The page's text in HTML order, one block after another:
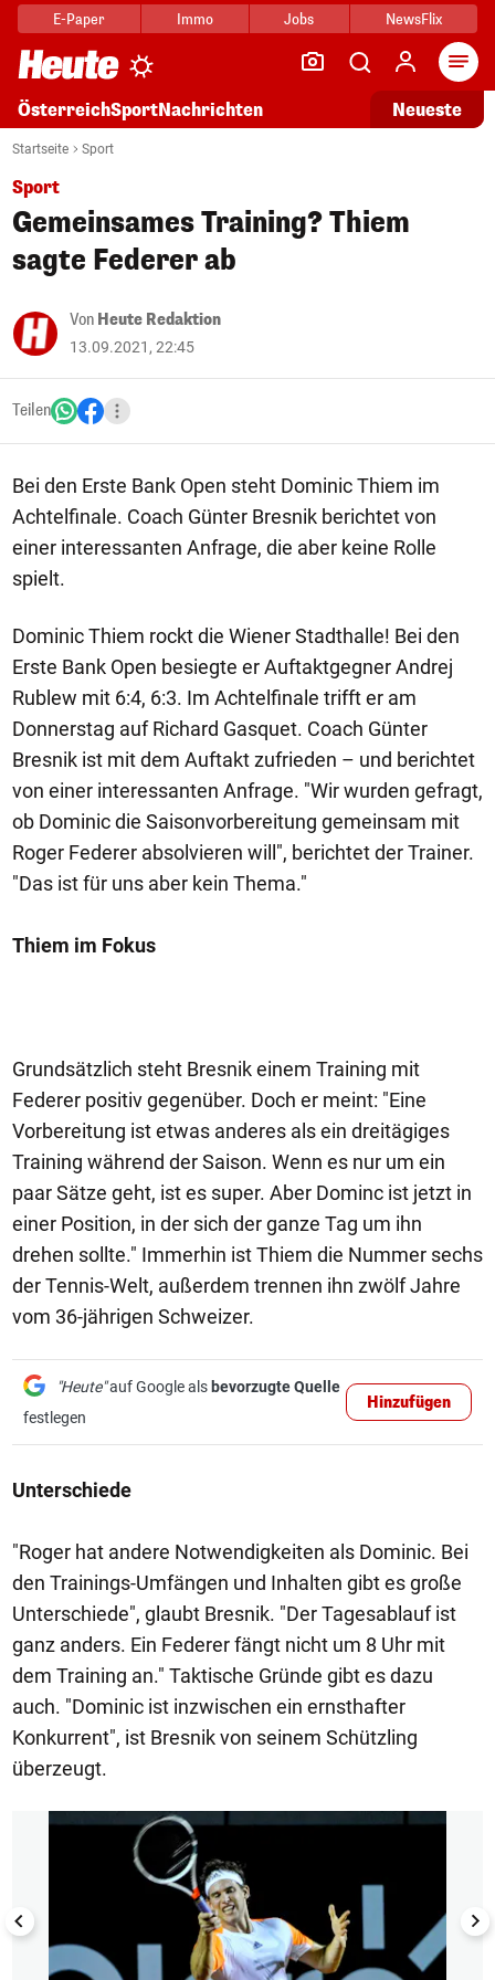
E-Paper Immo Jobs NewsFlix
ÖsterreichSportNachrichten Neueste
Startseite Sport
Sport
Gemeinsames Training? Thiem
sagte Federer ab
Von Heute Redaktion
13.09.2021, 22:45
Teilen
Bei den Erste Bank Open steht Dominic Thiem im
Achtelfinale. Coach Günter Bresnik berichtet von
einer interessanten Anfrage, die aber keine Rolle
spielt.
Dominic Thiem rockt die Wiener Stadthalle! Bei den
Erste Bank Open besiegte er Auftaktgegner Andrej
Rublew mit 6:4, 6:3. Im Achtelfinale trifft er am
Donnerstag auf Richard Gasquet. Coach Günter
Bresnik ist mit dem Auftakt zufrieden – und berichtet
von einer interessanten Anfrage. "Wir wurden gefragt,
ob Dominic die Saisonvorbereitung gemeinsam mit
Roger Federer absolvieren will", berichtet der Trainer.
"Das ist für uns aber kein Thema."
Thiem im Fokus
Grundsätzlich steht Bresnik einem Training mit
Federer positiv gegenüber. Doch er meint: "Eine
Vorbereitung ist etwas anderes als ein dreitägiges
Training während der Saison. Wenn es nur um ein
paar Sätze geht, ist es super. Aber Dominc ist jetzt in
einer Position, in der sich der ganze Tag um ihn
drehen sollte." Immerhin ist Thiem die Nummer sechs
der Tennis-Welt, außerdem trennen ihn zwölf Jahre
vom 36-jährigen Schweizer.
"Heute"auf Google als bevorzugte Quelle
festlegen
Hinzufügen
Unterschiede
"Roger hat andere Notwendigkeiten als Dominic. Bei
den Trainings-Umfängen und Inhalten gibt es große
Unterschiede", glaubt Bresnik. "Der Tagesablauf ist
ganz anders. Ein Federer fängt nicht um 8 Uhr mit
dem Training an." Taktische Gründe gibt es dazu
auch. "Dominic ist inzwischen ein ernsthafter
Konkurrent", ist Bresnik von seinem Schützling
überzeugt.
1/10